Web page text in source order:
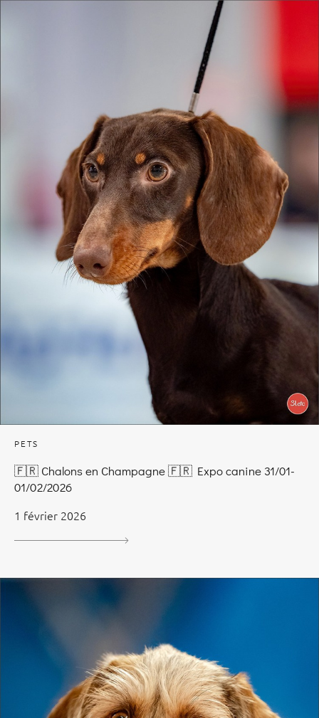
PETS
🇫🇷 Chalons en Champagne 🇫🇷 Expo canine 31/01-
01/02/2026
1 février 2026